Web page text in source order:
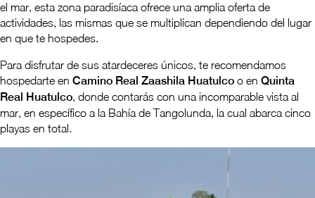
el mar, esta zona paradisíaca ofrece una amplia oferta de
actividades, las mismas que se multiplican dependiendo del lugar
en que te hospedes.
Para disfrutar de sus atardeceres únicos, te recomendamos
hospedarte en Camino Real Zaashila Huatulco o en Quinta
Real Huatulco, donde contarás con una incomparable vista al
mar, en específico a la Bahía de Tangolunda, la cual abarca cinco
playas en total.